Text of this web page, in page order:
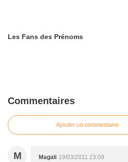
Les Fans des Prénoms
Commentaires
Ajouter un commentaire
M Magali 19/03/2011 23:09